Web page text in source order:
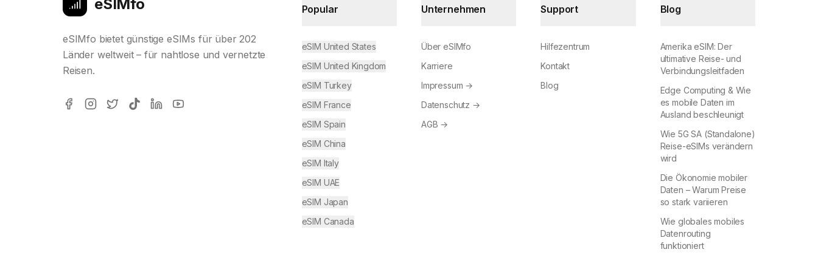
eSIMfo
eSIMfo bietet günstige eSIMs für über 202
Länder weltweit – für nahtlose und vernetzte
Reisen.
Popular
eSIM United States
eSIM United Kingdom
eSIM Turkey
eSIM France
eSIM Spain
eSIM China
eSIM Italy
eSIM UAE
eSIM Japan
eSIM Canada
Unternehmen
Über eSIMfo
Karriere
Impressum →
Datenschutz →
AGB →
Support
Hilfezentrum
Kontakt
Blog
Blog
Amerika eSIM: Der
ultimative Reise- und
Verbindungsleitfaden
Edge Computing & Wie
es mobile Daten im
Ausland beschleunigt
Wie 5G SA (Standalone)
Reise-eSIMs verändern
wird
Die Ökonomie mobiler
Daten – Warum Preise
so stark variieren
Wie globales mobiles
Datenrouting
funktioniert